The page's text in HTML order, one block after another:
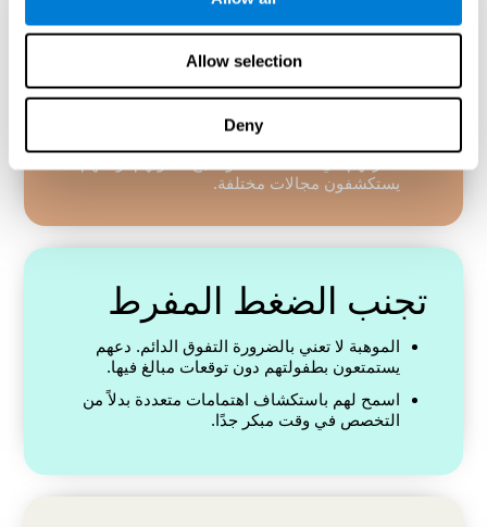
Allow selection
Deny
توفير الإثراء في المنزل
عرضهم على الكتب والألغاز وأنشطة العلوم
الفنون بناءً على اهتماماتهم.
يستكشفون مجالات مختلفة.
تجنب الضغط المفرط
الموهبة لا تعني بالضرورة التفوق الدائم. دعهم
يستمتعون بطفولتهم دون توقعات مبالغ فيها.
اسمح لهم باستكشاف اهتمامات متعددة بدلاً من
التخصص في وقت مبكر جدًا.